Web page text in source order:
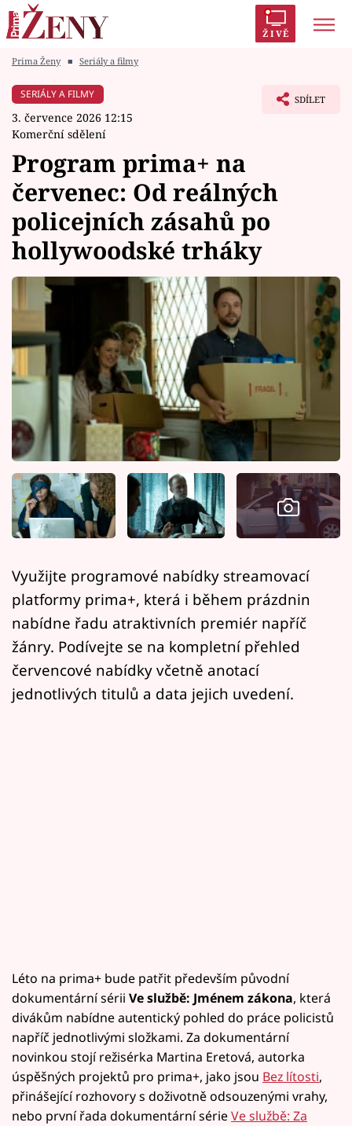
ŽIVĚ
Módní alarm
Témata
Celebrity
Vztahy
Seriály
Horoskopy
Sledujte prima+
Filmový festival Karlovy Vary
Pořady
Mámy sobě
Sledujte nás
Prima Ženy ■ Seriály a filmy
SERIÁLY A FILMY
3. července 2026 12:15
Komerční sdělení
SDÍLET
Program prima+ na
červenec: Od reálných
policejních zásahů po
hollywoodské trháky
Využijte programové nabídky streamovací
platformy prima+, která i během prázdnin
nabídne řadu atraktivních premiér napříč
žánry. Podívejte se na kompletní přehled
červencové nabídky včetně anotací
jednotlivých titulů a data jejich uvedení.
Léto na prima+ bude patřit především původní
dokumentární sérii Ve službě: Jménem zákona, která
divákům nabídne autentický pohled do práce policistů
napříč jednotlivými složkami. Za dokumentární
novinkou stojí režisérka Martina Eretová, autorka
úspěšných projektů pro prima+, jako jsou Bez lítosti,
přinášející rozhovory s doživotně odsouzenými vrahy,
nebo první řada dokumentární sérieVe službě: Za